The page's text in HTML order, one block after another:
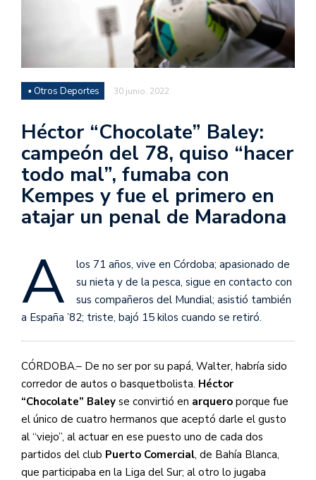
▪ Otros Deportes 30 junio, 2022
Héctor “Chocolate” Baley:
campeón del 78, quiso “hacer
todo mal”, fumaba con
Kempes y fue el primero en
atajar un penal de Maradona
A
los 71 años, vive en Córdoba; apasionado de
su nieta y de la pesca, sigue en contacto con
sus compañeros del Mundial; asistió también
a España ’82; triste, bajó 15 kilos cuando se retiró.
CÓRDOBA.– De no ser por su papá, Walter, habría sido
corredor de autos o basquetbolista. Héctor
“Chocolate” Baley se convirtió en arquero porque fue
el único de cuatro hermanos que aceptó darle el gusto
al “viejo”, al actuar en ese puesto uno de cada dos
partidos del club Puerto Comercial, de Bahía Blanca,
que participaba en la Liga del Sur; al otro lo jugaba